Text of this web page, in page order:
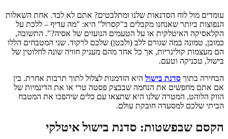
עומדים מול לוח הסדנאות שלנו ומתלבטים? אתם לא לבד. אחת השאלות
הנפוצות ביותר שאנחנו מקבלים ב"קסרול" היא: "מה עדיף – ללכת על
הקלאסיקה האיטלקית או על הטעמים הנועזים של אסיה?". התשובה,
כמובן, טמונה במה שגורם ללב (ולבטן) שלכם לרקוד. שני המטבחים הללו
הם מעצמות קולינריות, אך כל אחד מהם מעניק חוויה שונה לחלוטין של
בישול, טכניקה וטעם.
הבחירה בתוך סדנת בישול היא הזדמנות לצלול לתוך תרבות אחרת. בין
אם אתם מחפשים את הנחמה שבבצק פסטה טרי או את הדינמיות של
הווק הלוהט, המטרה שלנו היא שתצאו עם כלים שיהפכו את המטבח
הביתי שלכם למסעדה חובקת עולם.
הקסם שבפשטות: סדנת בישול איטלקי